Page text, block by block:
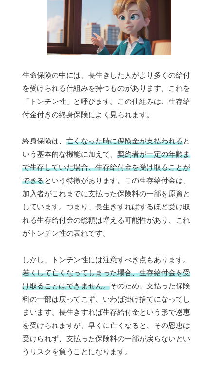
生命保険の中には、長生きした人がより多くの給付
を受けられる仕組みを持つものがあります。これを
「トンチン性」と呼びます。この仕組みは、生存給
付金付きの終身保険によく見られます。
終身保険は、 亡くなった時に保険金が支払われると
いう基本的な機能に加えて、 契約者が一定の年齢ま
で生存していた場合、生存給付金を受け取ることが
できるという特徴があります。この生存給付金は、
加入者がこれまでに支払った保険料の一部を原資と
しています。つまり、長生きすればするほど受け取
れる生存給付金の総額は増える可能性があり、これ
がトンチン性の表れです。
しかし、トンチン性には注意すべき点もあります。
若くして亡くなってしまった場合、生存給付金を受
け取ることはできません。そのため、支払った保険
料の一部は戻ってこず、いわば掛け捨てになってし
まいます。長生きすれば生存給付金という形で恩恵
を受けられますが、早くに亡くなると、その恩恵は
受けられず、支払った保険料の一部が戻らないとい
うリスクを負うことになります。